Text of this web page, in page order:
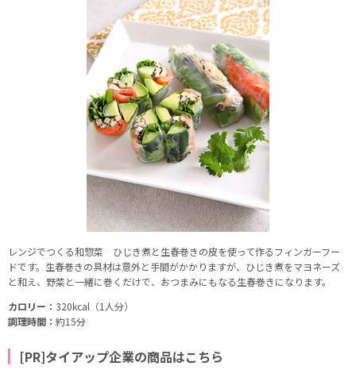
レンジでつくる和惣菜 ひじき煮と生春巻きの皮を使って作るフィンガーフー
ドです。生春巻きの具材は意外と手間がかかりますが、ひじき煮をマヨネーズ
と和え、野菜と一緒に巻くだけで、おつまみにもなる生春巻きになります。
カロリー： 320kcal（1人分）
調理時間： 約15分
[PR]タイアップ企業の商品はこちら